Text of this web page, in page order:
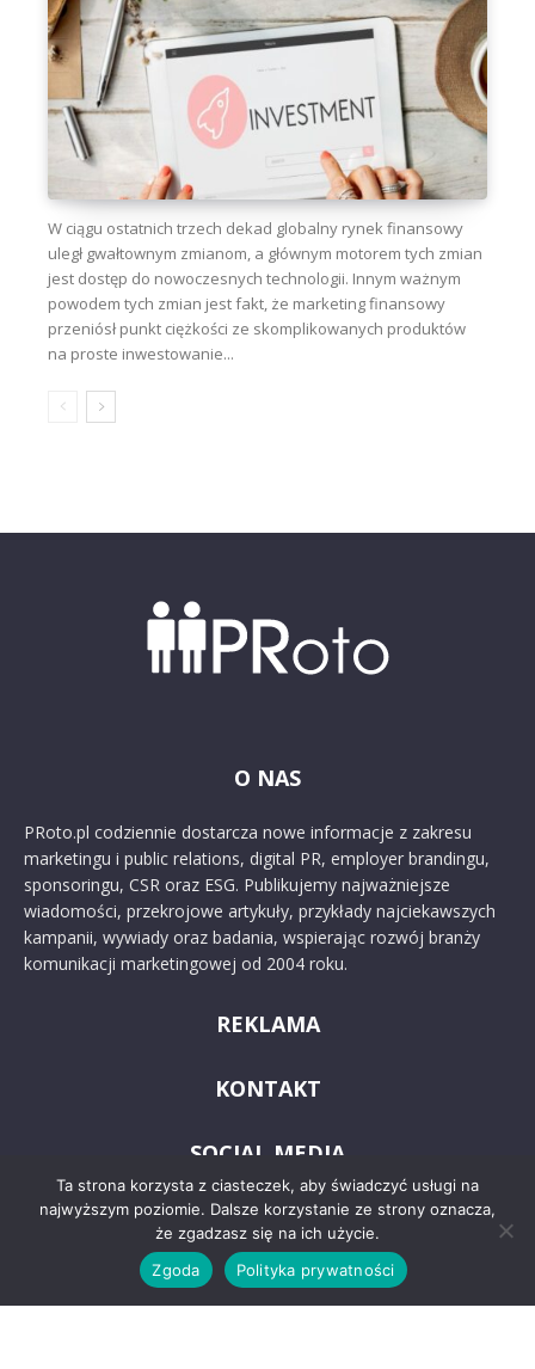
W ciągu ostatnich trzech dekad globalny rynek finansowy
uległ gwałtownym zmianom, a głównym motorem tych zmian
jest dostęp do nowoczesnych technologii. Innym ważnym
powodem tych zmian jest fakt, że marketing finansowy
przeniósł punkt ciężkości ze skomplikowanych produktów
na proste inwestowanie...
O NAS
PRoto.pl codziennie dostarcza nowe informacje z zakresu
marketingu i public relations, digital PR, employer brandingu,
sponsoringu, CSR oraz ESG. Publikujemy najważniejsze
wiadomości, przekrojowe artykuły, przykłady najciekawszych
kampanii, wywiady oraz badania, wspierając rozwój branży
komunikacji marketingowej od 2004 roku.
REKLAMA
KONTAKT
SOCIAL MEDIA
Ta strona korzysta z ciasteczek, aby świadczyć usługi na
najwyższym poziomie. Dalsze korzystanie ze strony oznacza,
że zgadzasz się na ich użycie.
Zgoda
Polityka prywatności